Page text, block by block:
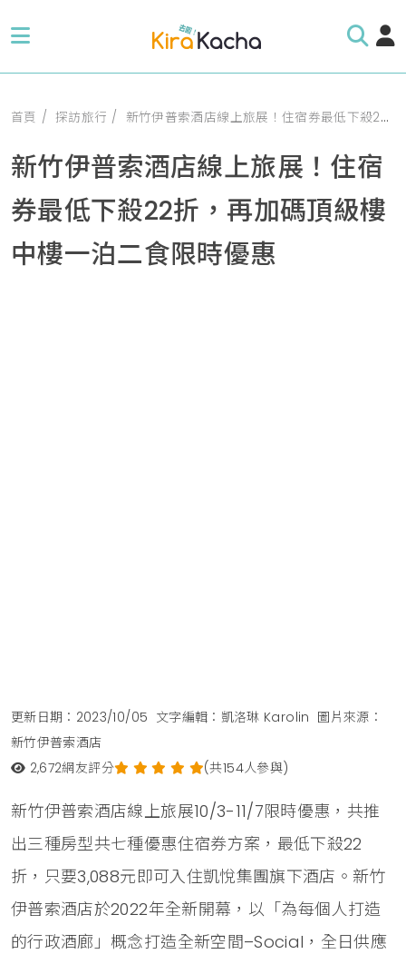
首頁 探訪旅行 新竹伊普索酒店線上旅展！住宿券最低下殺22折，再加碼頂級樓中樓一泊二食限時優惠
新竹伊普索酒店線上旅展！住宿
券最低下殺22折，再加碼頂級樓
中樓一泊二食限時優惠
更新日期：2023/10/05 文字編輯：凱洛琳 Karolin 圖片來源：
新竹伊普索酒店
2,672網友評分 (共154人參與)
新竹伊普索酒店線上旅展10/3-11/7限時優惠，共推
出三種房型共七種優惠住宿券方案，最低下殺22
折，只要3,088元即可入住凱悅集團旗下酒店。新竹
伊普索酒店於2022年全新開幕，以「為每個人打造
的行政酒廊」概念打造全新空間–Social，全日供應